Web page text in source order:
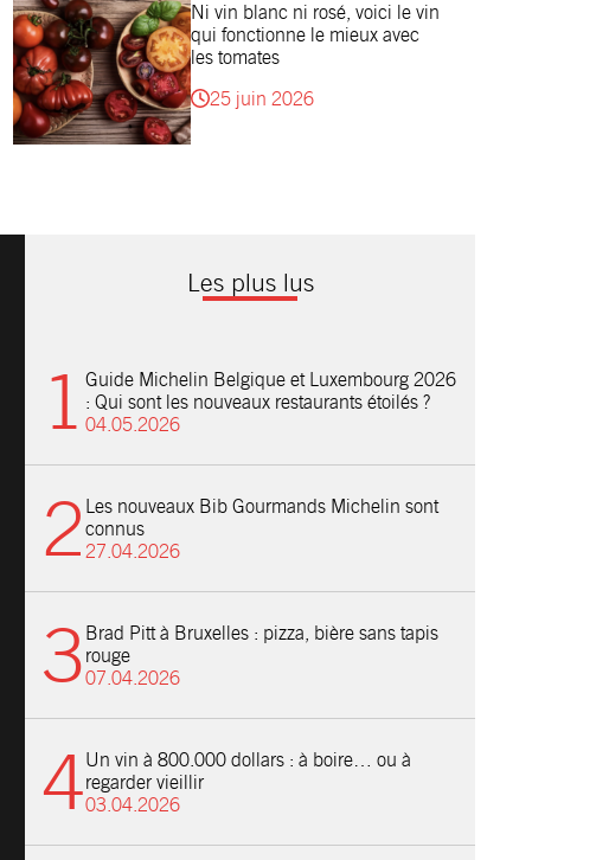
Ni vin blanc ni rosé, voici le vin
qui fonctionne le mieux avec
les tomates
25 juin 2026
Les plus lus
Guide Michelin Belgique et Luxembourg 2026
: Qui sont les nouveaux restaurants étoilés ?
04.05.2026
Les nouveaux Bib Gourmands Michelin sont
connus
27.04.2026
Brad Pitt à Bruxelles : pizza, bière sans tapis
rouge
07.04.2026
Un vin à 800.000 dollars : à boire… ou à
regarder vieillir
03.04.2026